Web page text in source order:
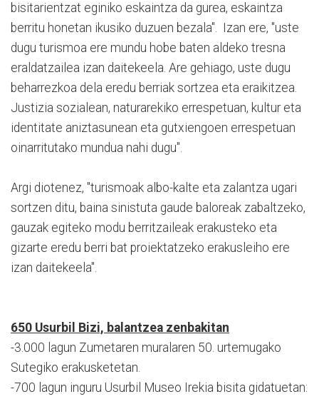
bisitarientzat eginiko eskaintza da gurea, eskaintza
berritu honetan ikusiko duzuen bezala". Izan ere, "uste
dugu turismoa ere mundu hobe baten aldeko tresna
eraldatzailea izan daitekeela. Are gehiago, uste dugu
beharrezkoa dela eredu berriak sortzea eta eraikitzea.
Justizia sozialean, naturarekiko errespetuan, kultur eta
identitate aniztasunean eta gutxiengoen errespetuan
oinarritutako mundua nahi dugu".
Argi diotenez, "turismoak albo-kalte eta zalantza ugari
sortzen ditu, baina sinistuta gaude baloreak zabaltzeko,
gauzak egiteko modu berritzaileak erakusteko eta
gizarte eredu berri bat proiektatzeko erakusleiho ere
izan daitekeela".
650 Usurbil Bizi, balantzea zenbakitan
-3.000 lagun Zumetaren muralaren 50. urtemugako
Sutegiko erakusketetan.
-700 lagun inguru Usurbil Museo Irekia bisita gidatuetan: